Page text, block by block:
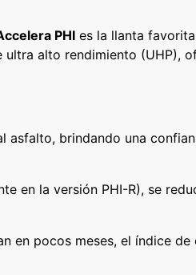
PHI es la llanta
alto rendimiento (UHP),
asfalto, brindando una
en la versión PHI-R), se
en pocos meses, el índice de